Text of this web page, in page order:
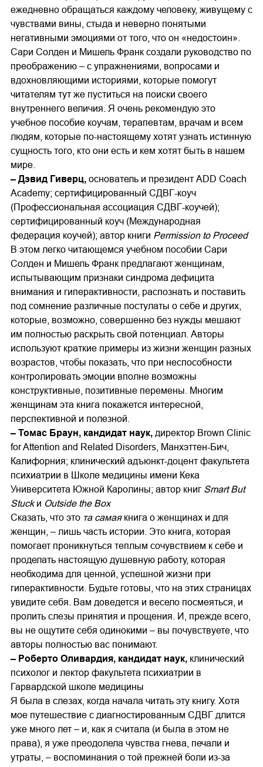
ежедневно обращаться каждому человеку, живущему с
чувствами вины, стыда и неверно понятыми
негативными эмоциями от того, что он «недостоин».
Сари Солден и Мишель Франк создали руководство по
преображению – с упражнениями, вопросами и
вдохновляющими историями, которые помогут
читателям тут же пуститься на поиски своего
внутреннего величия. Я очень рекомендую это
учебное пособие коучам, терапевтам, врачам и всем
людям, которые по-настоящему хотят узнать истинную
сущность того, кто они есть и кем хотят быть в нашем
мире.
– Дэвид Гиверц, основатель и президент ADD Coach
Academy; сертифицированный СДВГ-коуч
(Профессиональная ассоциация СДВГ-коучей);
сертифицированный коуч (Международная
федерация коучей); автор книги Permission to Proceed
В этом легко читающемся учебном пособии Сари
Солден и Мишель Франк предлагают женщинам,
испытывающим признаки синдрома дефицита
внимания и гиперактивности, распознать и поставить
под сомнение различные постулаты о себе и других,
которые, возможно, совершенно без нужды мешают
им полностью раскрыть свой потенциал. Авторы
используют краткие примеры из жизни женщин разных
возрастов, чтобы показать, что при неспособности
контролировать эмоции вполне возможны
конструктивные, позитивные перемены. Многим
женщинам эта книга покажется интересной,
перспективной и полезной.
– Томас Браун, кандидат наук, директор Brown Clinic
for Attention and Related Disorders, Манхэттен-Бич,
Калифорния; клинический адъюнкт-доцент факультета
психиатрии в Школе медицины имени Кека
Университета Южной Каролины; автор книг Smart But
Stuckи Outside the Box
Сказать, что это та самая книга о женщинах и для
женщин, – лишь часть истории. Это книга, которая
помогает проникнуться теплым сочувствием к себе и
проделать настоящую душевную работу, которая
необходима для ценной, успешной жизни при
гиперактивности. Будьте готовы, что на этих страницах
увидите себя. Вам доведется и весело посмеяться, и
пролить слезы принятия и прощения. И, прежде всего,
вы не ощутите себя одинокими – вы почувствуете, что
авторы полностью вас понимают.
– Роберто Оливардия, кандидат наук, клинический
психолог и лектор факультета психиатрии в
Гарвардской школе медицины
Я была в слезах, когда начала читать эту книгу. Хотя
мое путешествие с диагностированным СДВГ длится
уже много лет – и, как я считала (и была в этом не
права), я уже преодолела чувства гнева, печали и
утраты, – воспоминания о той прежней боли из-за